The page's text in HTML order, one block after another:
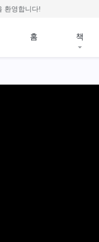
환영합니다!
홈 책